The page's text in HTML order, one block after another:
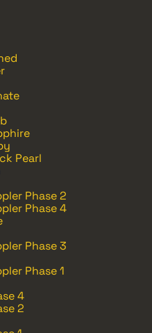
Pearl
Phase 2
Phase 4
Phase 3
Phase 1
4
2